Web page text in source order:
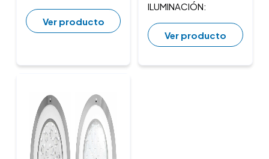
Ver producto
ILUMINACIÓN:
Ver producto